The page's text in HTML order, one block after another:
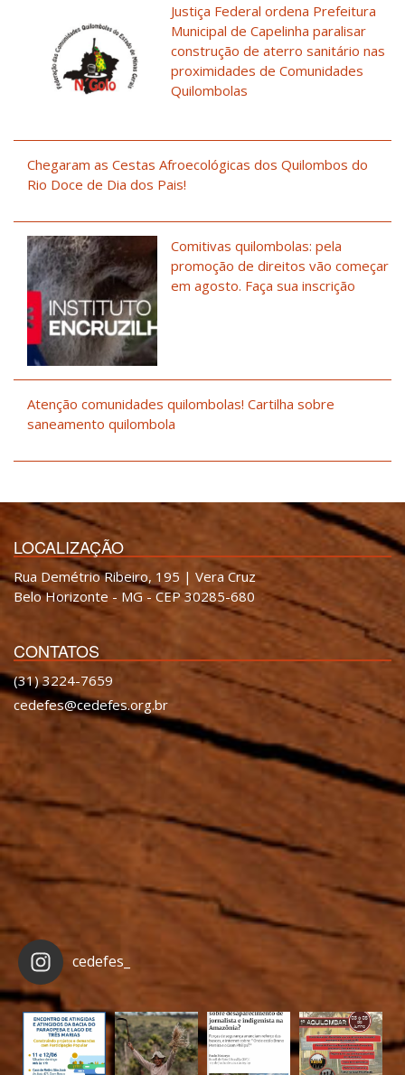
Justiça Federal ordena Prefeitura
Municipal de Capelinha paralisar
construção de aterro sanitário nas
proximidades de Comunidades
Quilombolas
Chegaram as Cestas Afroecológicas dos Quilombos do
Rio Doce de Dia dos Pais!
Comitivas quilombolas: pela
promoção de direitos vão começar
em agosto. Faça sua inscrição
Atenção comunidades quilombolas! Cartilha sobre
saneamento quilombola
LOCALIZAÇÃO
Rua Demétrio Ribeiro, 195 | Vera Cruz
Belo Horizonte - MG - CEP 30285-680
CONTATOS
(31) 3224-7659
cedefes@cedefes.org.br
cedefes_